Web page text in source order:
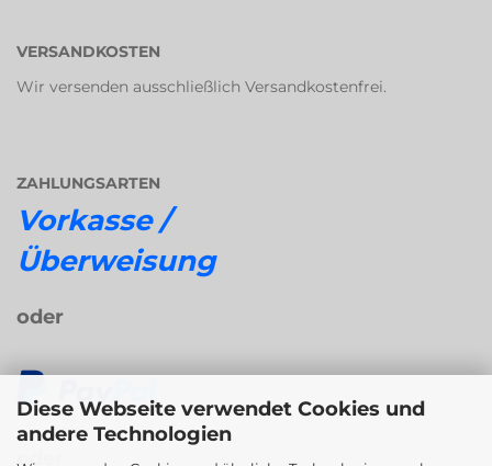
Diese Webseite verwendet Cookies und
andere Technologien
VERSANDKOSTEN
Wir versenden ausschließlich Versandkostenfrei.
ZAHLUNGSARTEN
Vorkasse /
Überweisung
oder
oder